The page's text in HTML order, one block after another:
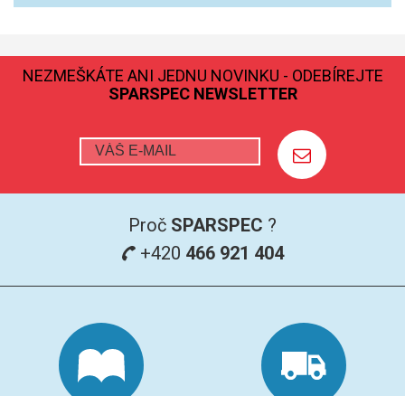
RAMAN
NEZMEŠKÁTE ANI JEDNU NOVINKU - ODEBÍREJTE
SPARSPEC NEWSLETTER
Proč SPARSPEC ?
+420 466 921 404